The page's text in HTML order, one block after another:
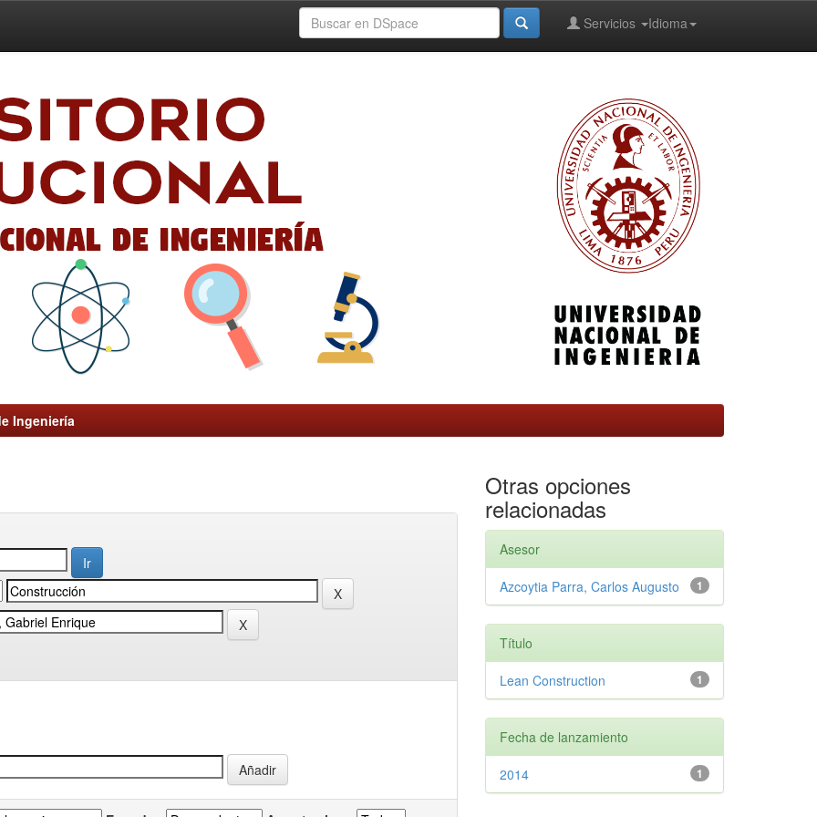
Idioma
Servicios
Ingeniería
Otras opciones
relacionadas
Asesor
1
Azcoytia Parra, Carlos Augusto
Título
1
Lean Construction
Fecha de lanzamiento
1
2014